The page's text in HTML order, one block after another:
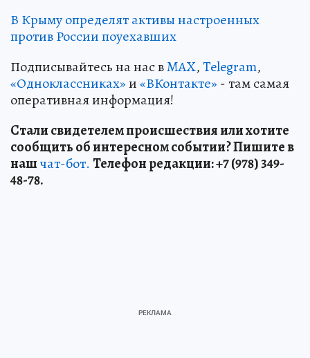
В Крыму определят активы настроенных
против России поуехавших
Подписывайтесь на нас вMAX,Telegram,
«Одноклассниках»и«ВКонтакте» - там самая
оперативная информация!
Стали свидетелем происшествия или хотите
сообщить об интересном событии? Пишите в
нашчат-бот. Телефон редакции: +7 (978) 349-
48-78.